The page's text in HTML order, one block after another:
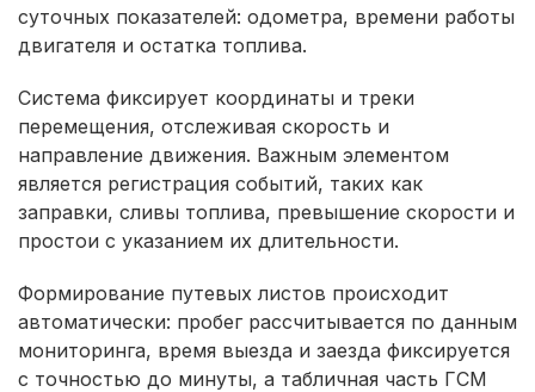
суточных показателей: одометра, времени работы
двигателя и остатка топлива.
Система фиксирует координаты и треки
перемещения, отслеживая скорость и
направление движения. Важным элементом
является регистрация событий, таких как
заправки, сливы топлива, превышение скорости и
простои с указанием их длительности.
Формирование путевых листов происходит
автоматически: пробег рассчитывается по данным
мониторинга, время выезда и заезда фиксируется
с точностью до минуты, а табличная часть ГСМ